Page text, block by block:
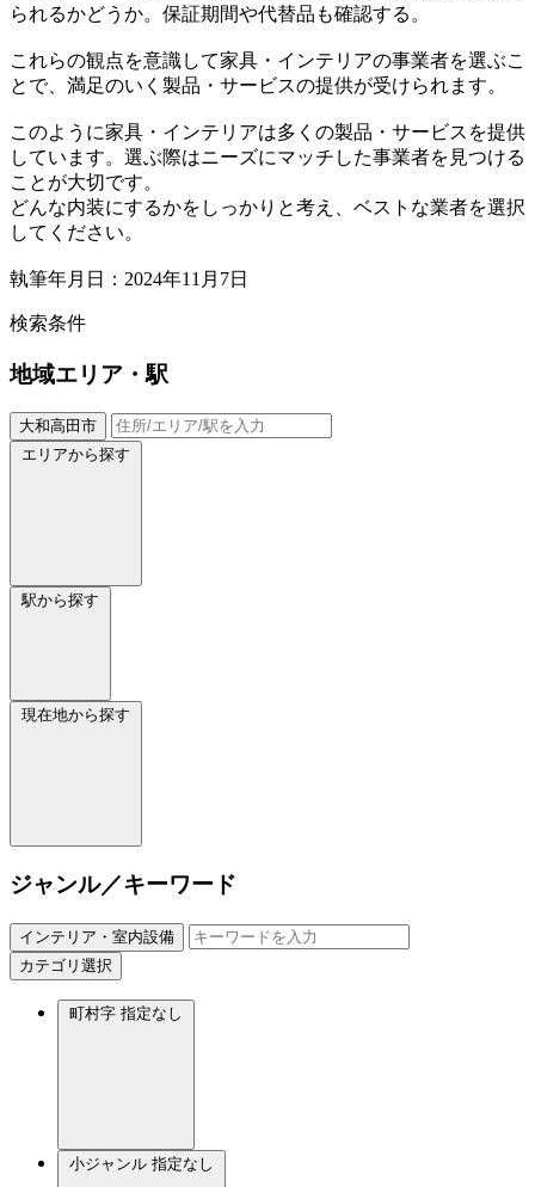
られるかどうか。保証期間や代替品も確認する。
これらの観点を意識して家具・インテリアの事業者を選ぶこ
とで、満足のいく製品・サービスの提供が受けられます。
このように家具・インテリアは多くの製品・サービスを提供
しています。選ぶ際はニーズにマッチした事業者を見つける
ことが大切です。
どんな内装にするかをしっかりと考え、ベストな業者を選択
してください。
執筆年月日：2024年11月7日
検索条件
地域エリア・駅
大和高田市
エリアから探す
駅から探す
現在地から探す
ジャンル／キーワード
インテリア・室内設備
カテゴリ選択
町村字 指定なし
小ジャンル 指定なし